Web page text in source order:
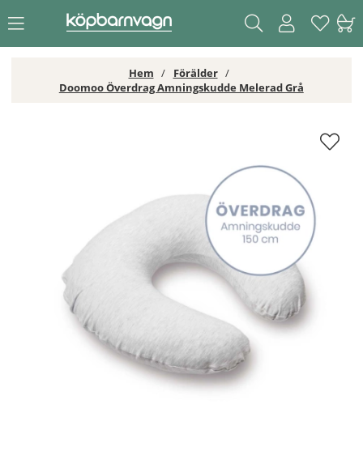
Hem
Förälder
Doomoo Överdrag Amningskudde Melerad Grå